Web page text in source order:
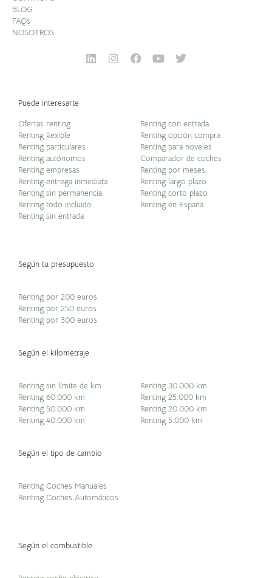
BLOG
FAQs
NOSOTROS
Puede interesarte
Ofertas renting
Renting flexible
Renting particulares
Renting autónomos
Renting empresas
Renting entrega inmediata
Renting sin permanencia
Renting todo incluido
Renting sin entrada
Renting con entrada
Renting opción compra
Renting para noveles
Comparador de coches
Renting por meses
Renting largo plazo
Renting corto plazo
Renting en España
Según tu presupuesto
Renting por 200 euros
Renting por 250 euros
Renting por 300 euros
Según el kilometraje
Renting sin límite de km
Renting 60.000 km
Renting 50.000 km
Renting 40.000 km
Renting 30.000 km
Renting 25.000 km
Renting 20.000 km
Renting 5.000 km
Según el tipo de cambio
Renting Coches Manuales
Renting Coches Automáticos
Según el combustible